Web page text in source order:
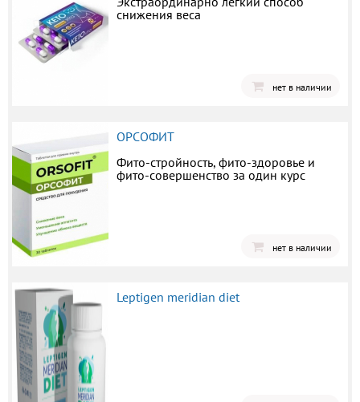
снижения веса
нет в наличии
ОРСОФИТ
Фито-стройность, фито-здоровье и
фито-совершенство за один курс
нет в наличии
Leptigen meridian diet